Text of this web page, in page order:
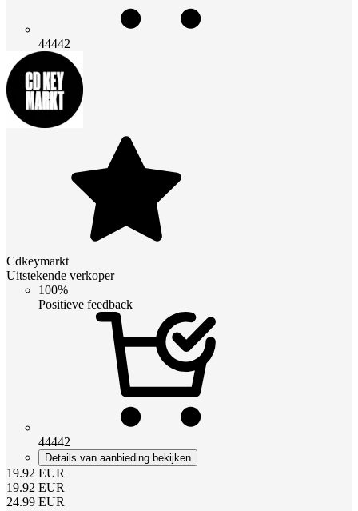
44442
Cdkeymarkt
Uitstekende verkoper
100%
Positieve feedback
44442
Details van aanbieding bekijken
19.92 EUR
19.92 EUR
24.99 EUR